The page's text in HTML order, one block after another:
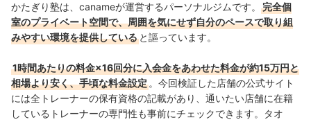
かたぎり塾は、canameが運営するパーソナルジムです。
完全個
室のプライベート空間で、周囲を気にせず自分のペースで取り組
みやすい環境を提供している と謳っています。
1時間あたりの料金×16回分に入会金をあわせた料金が約15万円と
相場より安く、手頃な料金設定 。今回検証した店舗の公式サイト
には全トレーナーの保有資格の記載があり、通いたい店舗に在籍
しているトレーナーの専門性も事前にチェックできます。タオ